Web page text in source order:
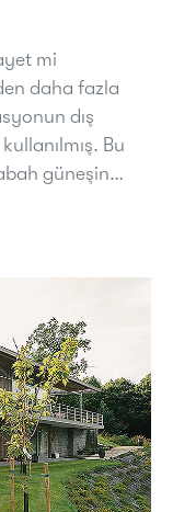
mi
daha fazla
dış
Bu
güneşin…